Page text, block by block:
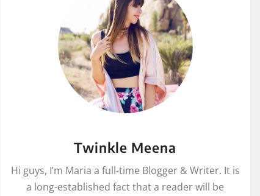
Twinkle Meena
Hi guys, I’m Maria a full-time Blogger & Writer. It is
a long-established fact that a reader will be